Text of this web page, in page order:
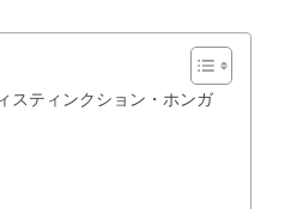
スティンクション・ホンガ